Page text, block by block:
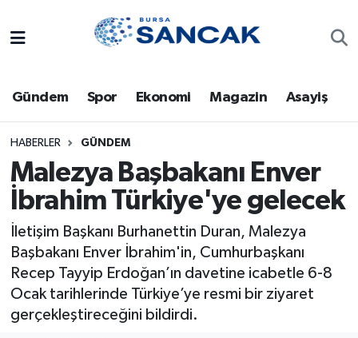
Gündem Spor Ekonomi Magazin Asayiş
HABERLER GÜNDEM
Malezya Başbakanı Enver
İbrahim Türkiye'ye gelecek
İletişim Başkanı Burhanettin Duran, Malezya
Başbakanı Enver İbrahim'in, Cumhurbaşkanı
Recep Tayyip Erdoğan’ın davetine icabetle 6-8
Ocak tarihlerinde Türkiye’ye resmi bir ziyaret
gerçekleştireceğini bildirdi.
Bursa
Dünya
Eğitim
Ekonomi
Genel
Trafik Durumu
Süper Lig Puan Durumu ve Fikstür
Tüm Manşetler
Son Dakika Haberleri
Haber Arşivi